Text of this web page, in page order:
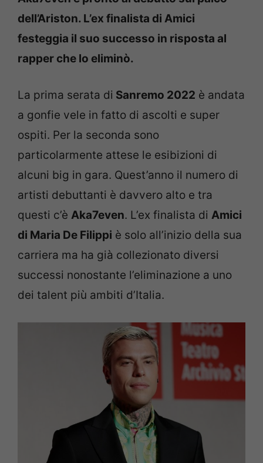
dell’Ariston. L’ex finalista di Amici
festeggia il suo successo in risposta al
rapper che lo eliminò.
La prima serata di Sanremo 2022 è andata
a gonfie vele in fatto di ascolti e super
ospiti. Per la seconda sono
particolarmente attese le esibizioni di
alcuni big in gara. Quest’anno il numero di
artisti debuttanti è davvero alto e tra
questi c’è Aka7even. L’ex finalista di Amici
di Maria De Filippi è solo all’inizio della sua
carriera ma ha già collezionato diversi
successi nonostante l’eliminazione a uno
dei talent più ambiti d’Italia.